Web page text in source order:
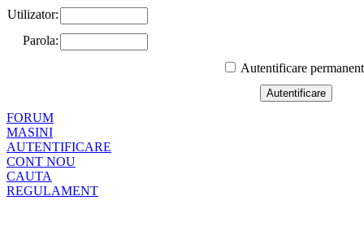
Utilizator:
Parola:
Autentificare
FORUM
MASINI
AUTENTIFICARE
CONT NOU
CAUTA
REGULAMENT